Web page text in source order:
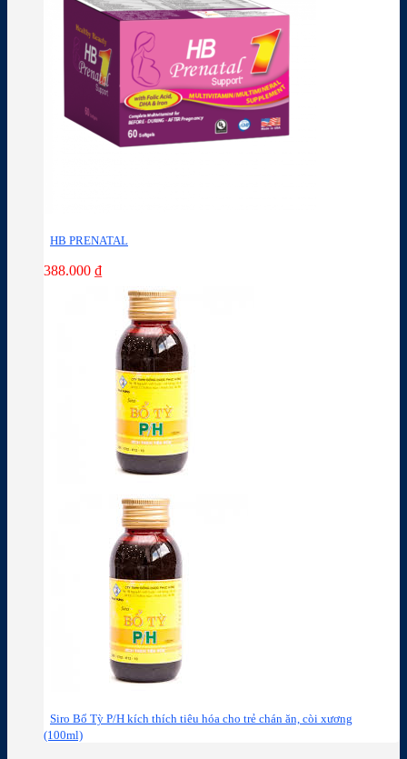
HB PRENATAL
388.000 ₫
Siro Bổ Tỳ P/H kích thích tiêu hóa cho trẻ chán ăn, còi xương
(100ml)